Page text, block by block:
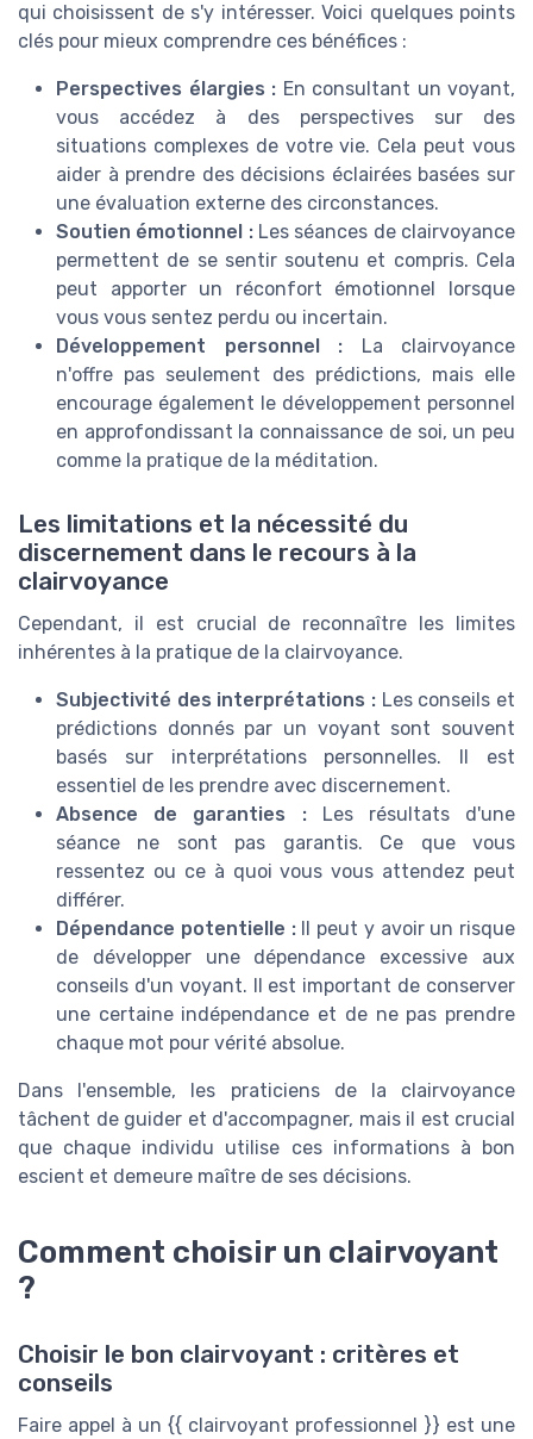
qui choisissent de s'y intéresser. Voici quelques points
clés pour mieux comprendre ces bénéfices :
Perspectives élargies : En consultant un voyant,
vous accédez à des perspectives sur des
situations complexes de votre vie. Cela peut vous
aider à prendre des décisions éclairées basées sur
une évaluation externe des circonstances.
Soutien émotionnel :Les séances de clairvoyance
permettent de se sentir soutenu et compris. Cela
peut apporter un réconfort émotionnel lorsque
vous vous sentez perdu ou incertain.
Développement personnel : La clairvoyance
n'offre pas seulement des prédictions, mais elle
encourage également le développement personnel
en approfondissant la connaissance de soi, un peu
comme la pratique de la méditation.
Les limitations et la nécessité du
discernement dans le recours à la
clairvoyance
Cependant, il est crucial de reconnaître les limites
inhérentes à la pratique de la clairvoyance.
Subjectivité des interprétations : Les conseils et
prédictions donnés par un voyant sont souvent
basés sur interprétations personnelles. Il est
essentiel de les prendre avec discernement.
Absence de garanties :Les résultats d'une
séance ne sont pas garantis. Ce que vous
ressentez ou ce à quoi vous vous attendez peut
différer.
Dépendance potentielle :Il peut y avoir un risque
de développer une dépendance excessive aux
conseils d'un voyant. Il est important de conserver
une certaine indépendance et de ne pas prendre
chaque mot pour vérité absolue.
Dans l'ensemble, les praticiens de la clairvoyance
tâchent de guider et d'accompagner, mais il est crucial
que chaque individu utilise ces informations à bon
escient et demeure maître de ses décisions.
Comment choisir un clairvoyant
?
Choisir le bon clairvoyant : critères et
conseils
Faire appel à un {{ clairvoyant professionnel }} est une